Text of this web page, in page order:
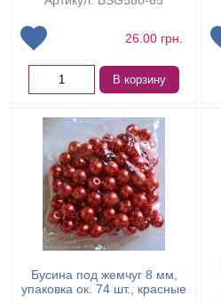
26.00 грн.
В корзину
Бусина под жемчуг 8 мм,
упаковка ок. 74 шт., красные